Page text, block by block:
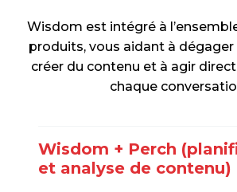
Wisdom est intégré à
produits, vous aidant à dégager
créer du contenu et à agir
chaque
Wisdom + Perch
et analyse de contenu)